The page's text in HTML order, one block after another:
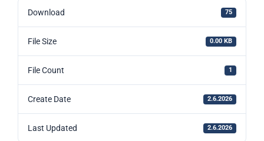
Download 75
File Size 0.00 KB
File Count 1
Create Date 2.6.2026
Last Updated 2.6.2026